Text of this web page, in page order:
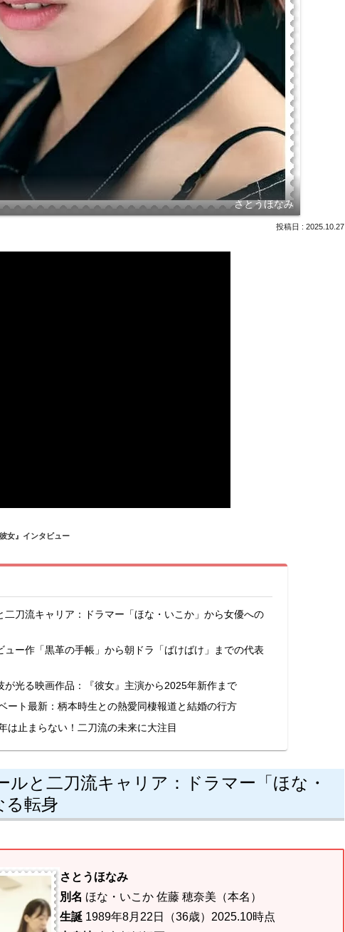
さとうほなみ
2025.10.27
女』インタビュー
二刀流キャリア：ドラマー「ほな・いこか」から女優への
ュー作「黒革の手帳」から朝ドラ「ばけばけ」までの代表
が光る映画作品：『彼女』主演から2025年新作まで
ート最新：柄本時生との熱愛同棲報道と結婚の行方
は止まらない！二刀流の未来に大注目
と二刀流キャリア：ドラマー「ほな・
る転身
さとうほなみ
別名 ほな・いこか 佐藤 穂奈美（本名）
生誕 1989年8月22日（36歳）2025.10時点